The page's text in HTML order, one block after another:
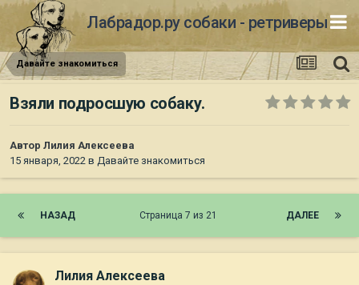
Лабрадор.ру собаки - ретриверы
Давайте знакомиться
Взяли подросшую собаку.
Автор Лилия Алексеева
15 января, 2022 в Давайте знакомиться
НАЗАД ДАЛЕЕ
Страница 7 из 21
Лилия Алексеева